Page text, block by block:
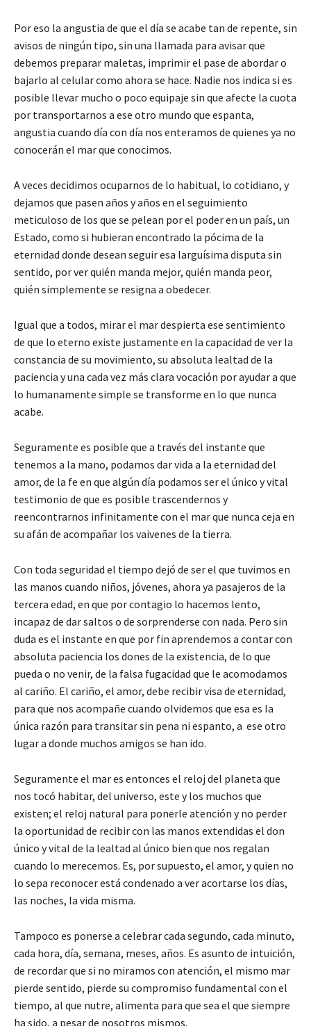
Por eso la angustia de que el día se acabe tan de repente, sin
avisos de ningún tipo, sin una llamada para avisar que
debemos preparar maletas, imprimir el pase de abordar o
bajarlo al celular como ahora se hace. Nadie nos indica si es
posible llevar mucho o poco equipaje sin que afecte la cuota
por transportarnos a ese otro mundo que espanta,
angustia cuando día con día nos enteramos de quienes ya no
conocerán el mar que conocimos.
A veces decidimos ocuparnos de lo habitual, lo cotidiano, y
dejamos que pasen años y años en el seguimiento
meticuloso de los que se pelean por el poder en un país, un
Estado, como si hubieran encontrado la pócima de la
eternidad donde desean seguir esa larguísima disputa sin
sentido, por ver quién manda mejor, quién manda peor,
quién simplemente se resigna a obedecer.
Igual que a todos, mirar el mar despierta ese sentimiento
de que lo eterno existe justamente en la capacidad de ver la
constancia de su movimiento, su absoluta lealtad de la
paciencia y una cada vez más clara vocación por ayudar a que
lo humanamente simple se transforme en lo que nunca
acabe.
Seguramente es posible que a través del instante que
tenemos a la mano, podamos dar vida a la eternidad del
amor, de la fe en que algún día podamos ser el único y vital
testimonio de que es posible trascendernos y
reencontrarnos infinitamente con el mar que nunca ceja en
su afán de acompañar los vaivenes de la tierra.
Con toda seguridad el tiempo dejó de ser el que tuvimos en
las manos cuando niños, jóvenes, ahora ya pasajeros de la
tercera edad, en que por contagio lo hacemos lento,
incapaz de dar saltos o de sorprenderse con nada. Pero sin
duda es el instante en que por fin aprendemos a contar con
absoluta paciencia los dones de la existencia, de lo que
pueda o no venir, de la falsa fugacidad que le acomodamos
al cariño. El cariño, el amor, debe recibir visa de eternidad,
para que nos acompañe cuando olvidemos que esa es la
única razón para transitar sin pena ni espanto, a ese otro
lugar a donde muchos amigos se han ido.
Seguramente el mar es entonces el reloj del planeta que
nos tocó habitar, del universo, este y los muchos que
existen; el reloj natural para ponerle atención y no perder
la oportunidad de recibir con las manos extendidas el don
único y vital de la lealtad al único bien que nos regalan
cuando lo merecemos. Es, por supuesto, el amor, y quien no
lo sepa reconocer está condenado a ver acortarse los días,
las noches, la vida misma.
Tampoco es ponerse a celebrar cada segundo, cada minuto,
cada hora, día, semana, meses, años. Es asunto de intuición,
de recordar que si no miramos con atención, el mismo mar
pierde sentido, pierde su compromiso fundamental con el
tiempo, al que nutre, alimenta para que sea el que siempre
ha sido, a pesar de nosotros mismos.